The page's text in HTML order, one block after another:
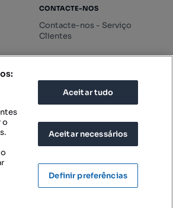
CONTACTE-NOS
Contacte-nos - Serviço
Clientes
o
Aceitar tudo
Aceitar necessários
Definir preferências